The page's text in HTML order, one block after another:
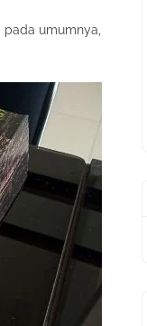
umumnya,